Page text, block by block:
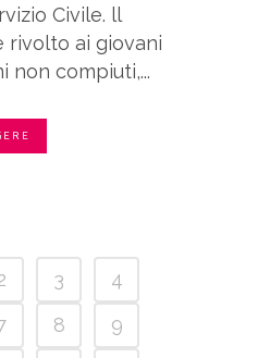
Civile. ll
rivolto ai giovani
non compiuti,...
3
4
8
9